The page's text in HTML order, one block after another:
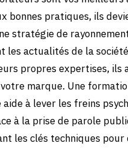
bonnes pratiques, ils
stratégie de
les actualités de la
propres expertises, ils
marque. Une
à lever les freins
à la prise de parole
les clés techniques